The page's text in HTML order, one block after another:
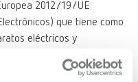
2012/19/UE
que tiene como
eléctricos y
unas normas mínimas